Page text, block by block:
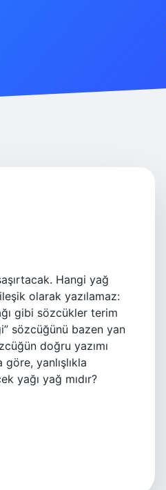
Hangi yağ
olarak yazılamaz:
gibi sözcükler terim
sözcüğünü bazen yan
doğru yazımı
yanlışlıkla
yağı yağ mıdır?